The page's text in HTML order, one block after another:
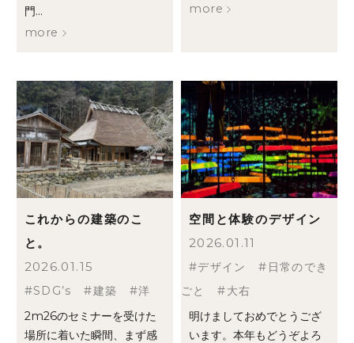
門...
more
more
これからの建築のこ
と。
2026.01.15
SDG’s 建築
洋
2m26のセミナーを受けた
場所に着いた瞬間、まず感
空間と体験のデザイン
2026.01.11
デザイン
日常のでき
ごと
大右
明けましておめでとうござ
います。本年もどうぞよろ